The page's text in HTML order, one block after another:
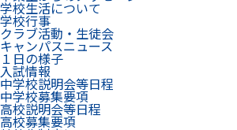
学校生活について
学校行事
クラブ活動・生徒会
キャンパスニュース
１日の様子
入試情報
中学校説明会等日程
中学校募集要項
高校説明会等日程
高校募集要項